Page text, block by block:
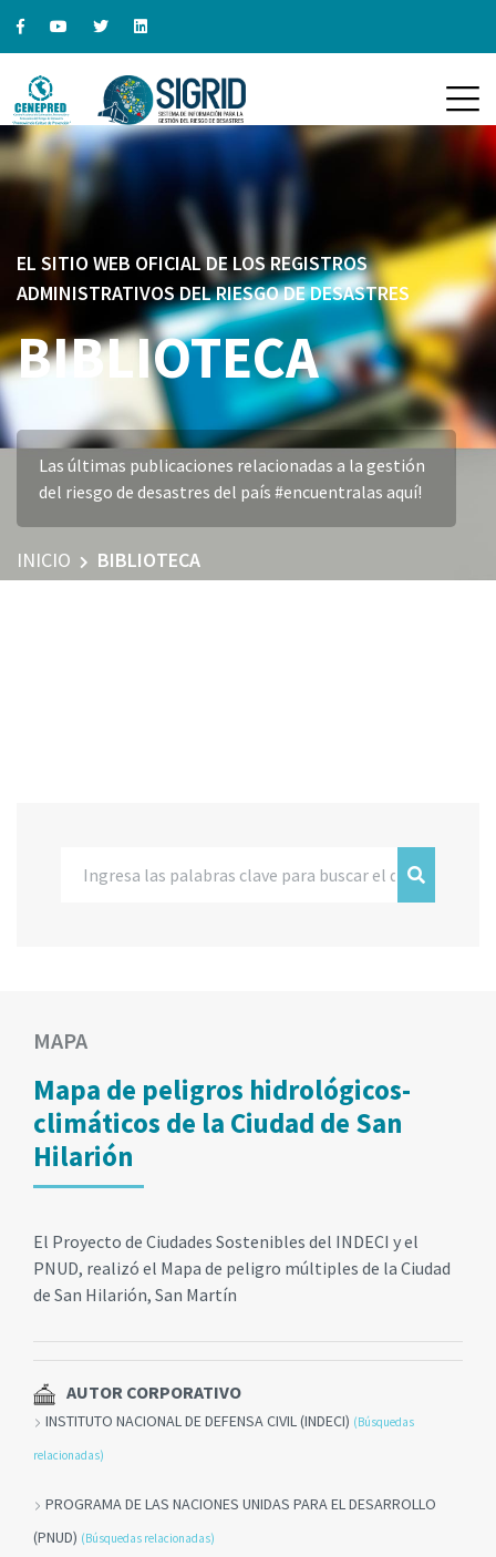
EL SITIO WEB OFICIAL DE LOS REGISTROS
ADMINISTRATIVOS DEL RIESGO DE DESASTRES
BIBLIOTECA
Las últimas publicaciones relacionadas a la gestión
del riesgo de desastres del país #encuentralas aquí!
INICIO BIBLIOTECA
MAPA
Mapa de peligros hidrológicos-
climáticos de la Ciudad de San
Hilarión
El Proyecto de Ciudades Sostenibles del INDECI y el
PNUD, realizó el Mapa de peligro múltiples de la Ciudad
de San Hilarión, San Martín
AUTOR CORPORATIVO
INSTITUTO NACIONAL DE DEFENSA CIVIL (INDECI) (Búsquedas
relacionadas)
PROGRAMA DE LAS NACIONES UNIDAS PARA EL DESARROLLO
(PNUD) (Búsquedas relacionadas)